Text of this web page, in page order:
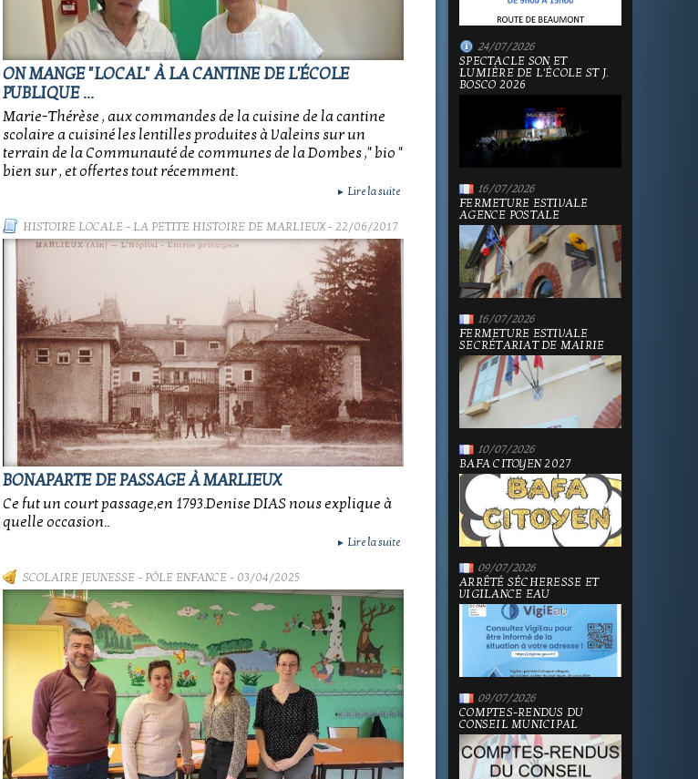
ON MANGE "LOCAL" À LA CANTINE DE L'ÉCOLE
PUBLIQUE ...
Marie-Thérèse , aux commandes de la cuisine de la cantine
scolaire a cuisiné les lentilles produites à Valeins sur un
terrain de la Communauté de communes de la Dombes ," bio "
bien sur , et offertes tout récemment.
► Lire la suite
HISTOIRE LOCALE- LA PETITE HISTOIRE DE MARLIEUX- 22/06/2017
BONAPARTE DE PASSAGE À MARLIEUX
Ce fut un court passage,en 1793.Denise DIAS nous explique à
quelle occasion..
► Lire la suite
SCOLAIRE JEUNESSE- PÔLE ENFANCE- 03/04/2025
24/07/2026
SPECTACLE SON ET
LUMIÈRE DE L'ÉCOLE ST J.
BOSCO 2026
16/07/2026
FERMETURE ESTIVALE
AGENCE POSTALE
16/07/2026
FERMETURE ESTIVALE
SECRÉTARIAT DE MAIRIE
10/07/2026
BAFA CITOYEN 2027
09/07/2026
ARRÊTÉ SÉCHERESSE ET
VIGILANCE EAU
09/07/2026
COMPTES-RENDUS DU
CONSEIL MUNICIPAL